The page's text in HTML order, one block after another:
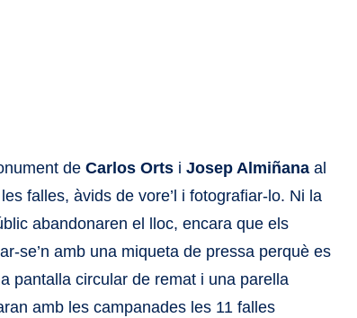
deCarlos Orts iJosep Almiñanaal
falles, àvids de vore’l i fotografiar-lo. Ni la
abandonaren el lloc, encara que els
se’n amb una miqueta de pressa perquè es
pantalla circular de remat i una parella
amb les campanades les 11 falles